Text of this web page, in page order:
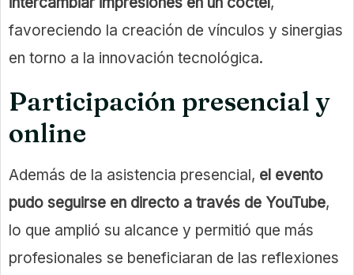
favoreciendo la creación de vínculos y sinergias
en torno a la innovación tecnológica.
Participación presencial y
online
Además de la asistencia presencial, el evento
pudo seguirse en directo a través de YouTube,
lo que amplió su alcance y permitió que más
profesionales se beneficiaran de las reflexiones